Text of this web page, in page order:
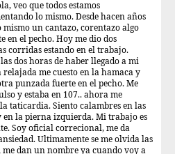
veo que todos estamos
lo mismo. Desde hacen años
mismo un cantazo, corentazo algo
en el pecho. Hoy me dio dos
corridas estando en el trabajo.
dos horas de haber llegado a mi
relajada me cuesto en la hamaca y
punzada fuerte en el pecho. Me
y estaba en 107.. ahora me
taticardia. Siento calambres en las
en la pierna izquierda. Mi trabajo es
Soy oficial correcional, me da
Ultimamente se me olvida las
me dan un nombre ya cuando voy a